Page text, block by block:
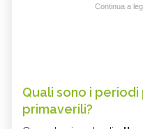
Continua a
Quali sono i
primaverili?